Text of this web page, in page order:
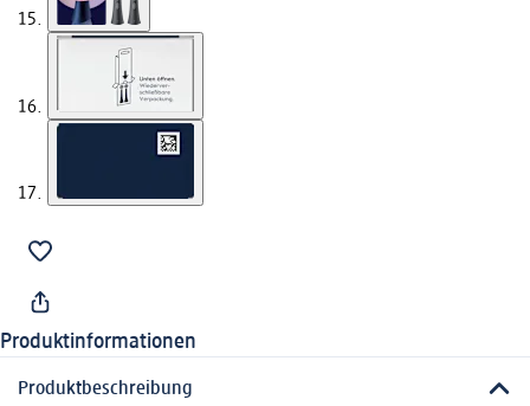
Produktinformationen
Produktbeschreibung